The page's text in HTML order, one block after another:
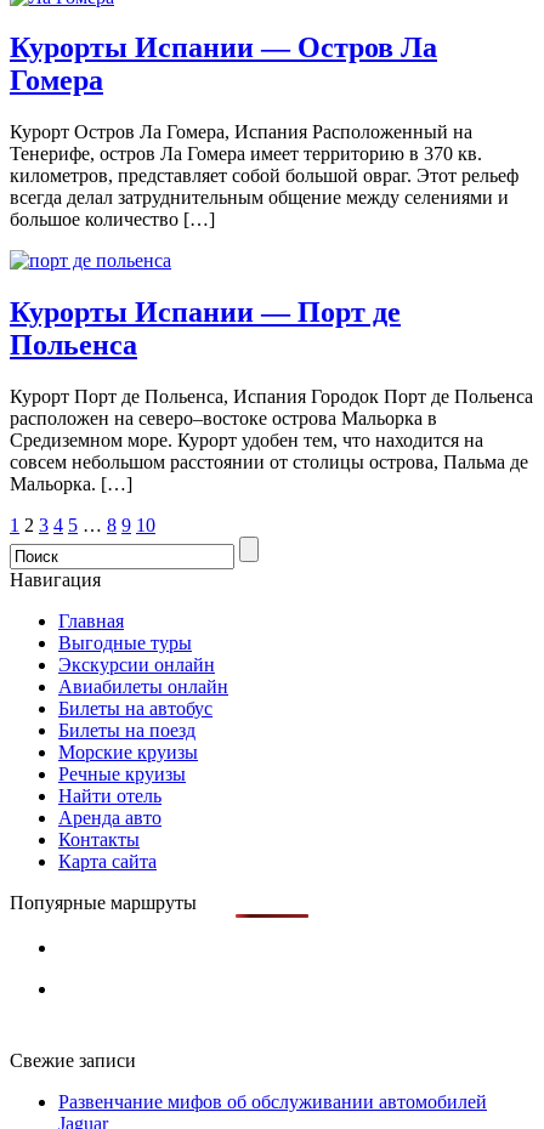
Курорты Испании — Остров Ла
Гомера
Курорт Остров Ла Гомера, Испания Расположенный на
Тенерифе, остров Ла Гомера имеет территорию в 370 кв.
километров, представляет собой большой овраг. Этот рельеф
всегда делал затруднительным общение между селениями и
большое количество […]
Курорты Испании — Порт де
Польенса
Курорт Порт де Польенса, Испания Городок Порт де Польенса
расположен на северо–востоке острова Мальорка в
Средиземном море. Курорт удобен тем, что находится на
совсем небольшом расстоянии от столицы острова, Пальма де
Мальорка. […]
1 2 3 4 5 … 8 9 10
Навигация
Главная
Выгодные туры
Экскурсии онлайн
Авиабилеты онлайн
Билеты на автобус
Билеты на поезд
Морские круизы
Речные круизы
Найти отель
Аренда авто
Контакты
Карта сайта
Попуярные маршруты
Свежие записи
Развенчание мифов об обслуживании автомобилей
Jaguar